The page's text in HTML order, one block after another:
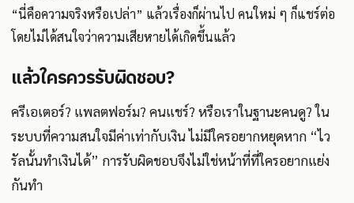
“นี่คือความจริงหรือเปล่า” แล้วเรื่องก็ผ่านไป คนใหม่ ๆ ก็แชร์ต่อ
โดยไม่ได้สนใจว่าความเสียหายได้เกิดขึ้นแล้ว
แล้วใครควรรับผิดชอบ?
ครีเอเตอร์? แพลตฟอร์ม? คนแชร์? หรือเราในฐานะคนดู? ใน
ระบบที่ความสนใจมีค่าเท่ากับเงิน ไม่มีใครอยากหยุดหาก “ไว
รัลนั้นทำเงินได้” การรับผิดชอบจึงไม่ใช่หน้าที่ที่ใครอยากแย่ง
กันทำ